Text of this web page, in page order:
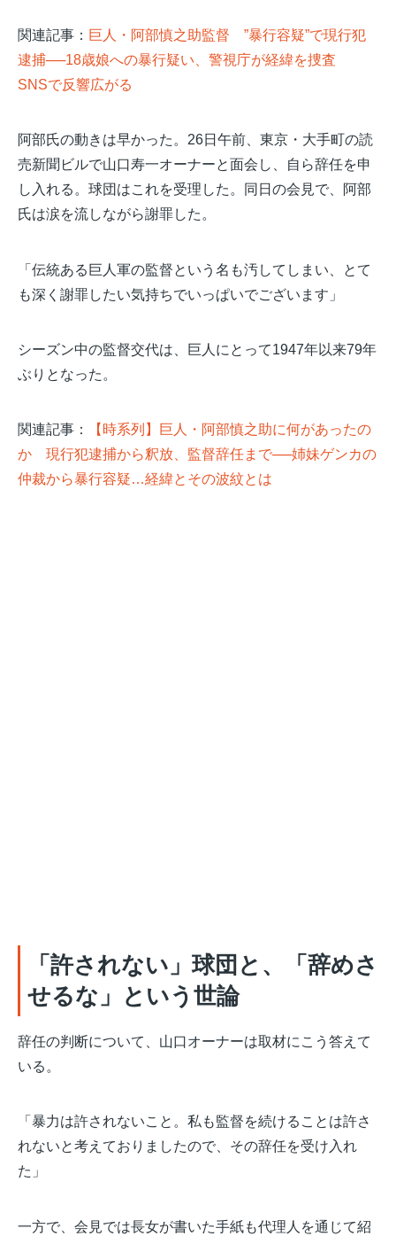
関連記事： 巨人・阿部慎之助監督 ”暴行容疑”で現行犯
逮捕──18歳娘への暴行疑い、警視庁が経緯を捜査
SNSで反響広がる
阿部氏の動きは早かった。26日午前、東京・大手町の読
売新聞ビルで山口寿一オーナーと面会し、自ら辞任を申
し入れる。球団はこれを受理した。同日の会見で、阿部
氏は涙を流しながら謝罪した。
「伝統ある巨人軍の監督という名も汚してしまい、とて
も深く謝罪したい気持ちでいっぱいでございます」
シーズン中の監督交代は、巨人にとって1947年以来79年
ぶりとなった。
関連記事：
【時系列】巨人・阿部慎之助に何があったの
か 現行犯逮捕から釈放、監督辞任まで──姉妹ゲンカの
仲裁から暴行容疑…経緯とその波紋とは
「許されない」球団と、「辞めさ
せるな」という世論
辞任の判断について、山口オーナーは取材にこう答えて
いる。
「暴力は許されないこと。私も監督を続けることは許さ
れないと考えておりましたので、その辞任を受け入れ
た」
一方で、会見では長女が書いた手紙も代理人を通じて紹